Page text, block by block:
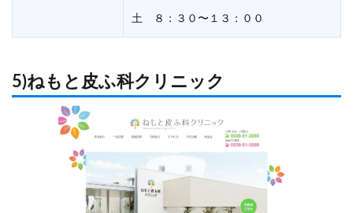
土 ８：３０〜１３：００
5)ねもと皮ふ科クリニック